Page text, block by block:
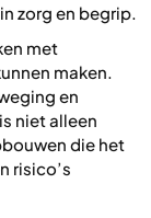
zorg en begrip.
met
maken.
en
niet alleen
die het
risico’s